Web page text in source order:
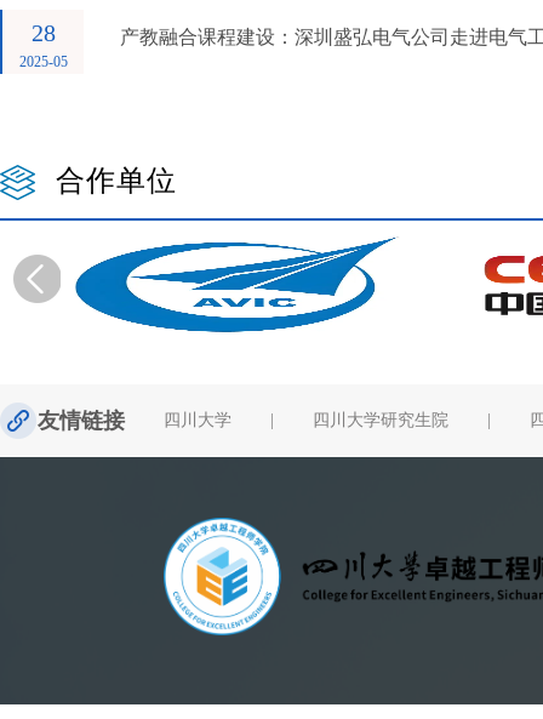
28
2025-05
产教融合课程建设：深圳盛弘电气公司走进电气
合作单位
友情链接 四川大学 四川大学研究生院